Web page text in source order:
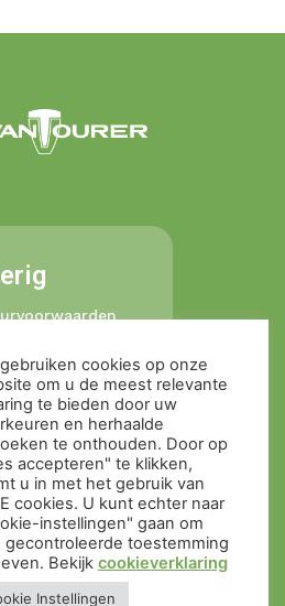
en retour
cookies op onze
om u de meest relevante
te bieden door uw
en herhaalde
te onthouden. Door op
accepteren" te klikken,
u in met het gebruik van
cookies. U kunt echter naar
instellingen" gaan om
​​gecontroleerde toestemming
Bekijk cookieverklaring
Instellingen